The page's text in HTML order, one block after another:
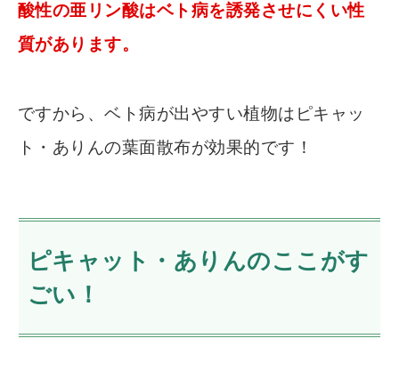
酸性の亜リン酸はベト病を誘発させにくい性
質があります。
ですから、ベト病が出やすい植物はピキャッ
ト・ありんの葉面散布が効果的です！
ピキャット・ありんのここがす
ごい！